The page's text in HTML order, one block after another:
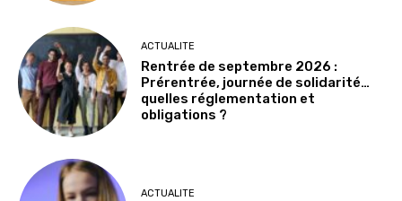
ACTUALITE
Rentrée de septembre 2026 :
Prérentrée, journée de solidarité…
quelles réglementation et
obligations ?
ACTUALITE